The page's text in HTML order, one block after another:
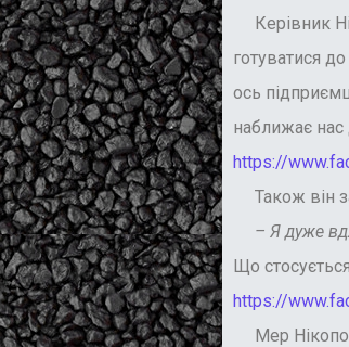
Керівник
готуватися
ось
наближає
https://
Також він
– Я дуже
Що
https://
Мер